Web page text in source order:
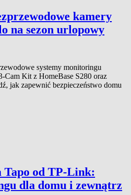
kamery
na sezon urlopowy
systemy monitoringu
Cam Kit z HomeBase S280 oraz
jak zapewnić bezpieczeństwo domu
Tapo od TP-Link:
dla domu i zewnątrz